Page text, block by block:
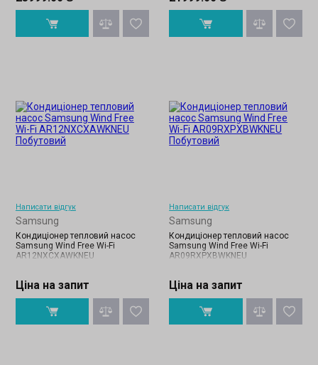
Написати відгук
Samsung
Кондиціонер тепловий насос
Samsung Wind Free Wi-Fi
AR12NXCXAWKNEU
Ціна на запит
Написати відгук
Samsung
Кондиціонер тепловий насос
Samsung Wind Free Wi-Fi
AR09RXPXBWKNEU
Ціна на запит